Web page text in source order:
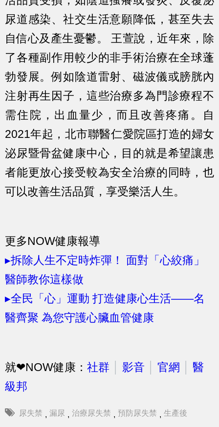
尿道感染、社交生活意願降低，甚至失去
自信心及產生憂鬱。 王萱說，近年來，除
了各種副作用較少的非手術治療在全球蓬
勃發展。例如陰道雷射、磁波儀或膀胱內
注射再生因子，這些治療多為門診療程不
需住院，出血量少，而且改善疼痛。自
2021年起，北市聯醫仁愛院區打造的婦女
泌尿暨骨盆健康中心，目的就是希望讓患
者能更放心接受較為安全治療的同時，也
可以改善生活品質，享受樂活人生。
更多NOW健康報導
▸拆除人生不定時炸彈！ 面對「心絞痛」
醫師教你這樣做
▸全民「心」運動 打造健康心生活——名
醫齊聚 為您守護心臟血管健康
就❤NOW健康： 社群 影音 官網
醫
級邦
尿失禁 漏尿 治療尿失禁 預防尿失禁 生產後